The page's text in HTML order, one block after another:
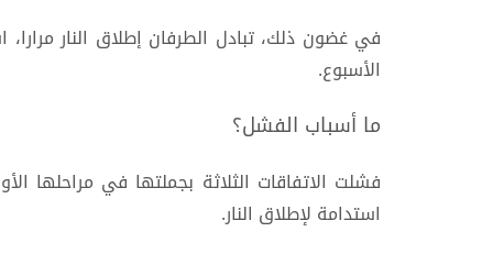
في غضون ذلك، تبادل الطرفان إطلاق النار
الأسبوع.
ما أسباب الفشل؟
فشلت الاتفاقات الثلاثة بجملتها في مراحلها
استدامة لإطلاق النار.